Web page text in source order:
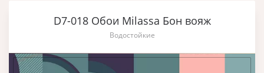
D7-018 Обои Milassa Бон вояж
Водостойкие